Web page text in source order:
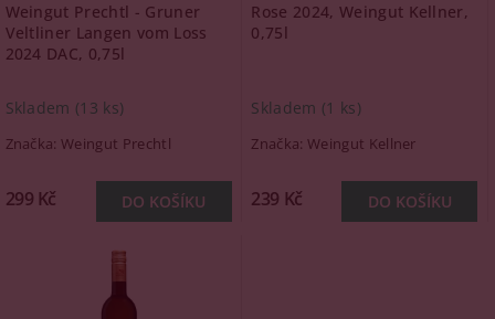
Weingut Prechtl - Gruner
Veltliner Langen vom Loss
2024 DAC, 0,75l
Skladem (13 ks)
Značka:Weingut Prechtl
299 Kč
Rose 2024, Weingut Kellner,
0,75l
Skladem (1 ks)
Značka: Weingut Kellner
239 Kč